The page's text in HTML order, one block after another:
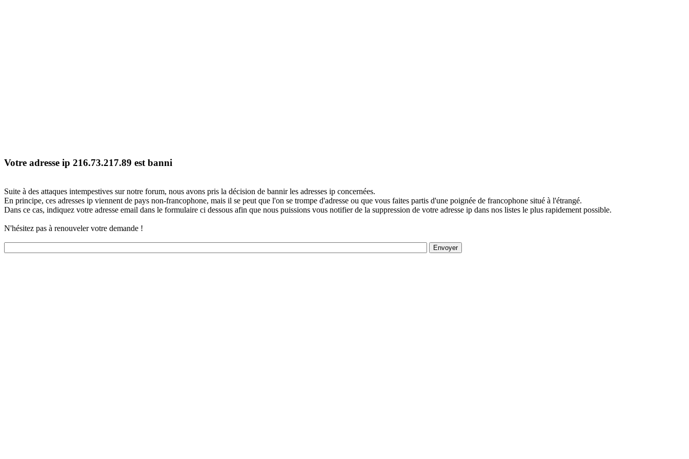
Votre adresse ip 216.73.217.89 est banni
Suite à des attaques intempestives sur notre forum, nous avons pris la décision de bannir les adresses ip concernées.
En principe, ces adresses ip viennent de pays non-francophone, mais il se peut que l'on se trompe d'adresse ou que vous faites partis d'une poignée de francophone situé à l'étrangé.
Dans ce cas, indiquez votre adresse email dans le formulaire ci dessous afin que nous puissions vous notifier de la suppression de votre adresse ip dans nos listes le plus rapidement possible.
N'hésitez pas à renouveler votre demande !